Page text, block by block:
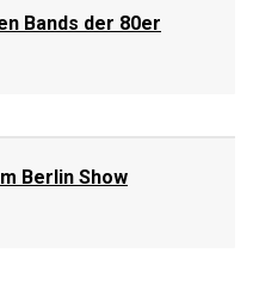
Bands der 80er
Berlin Show